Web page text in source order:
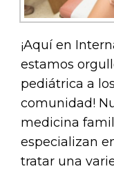
¡Aquí en
estamos
pediátrica a
comunidad!
medicina
especializan
tratar una